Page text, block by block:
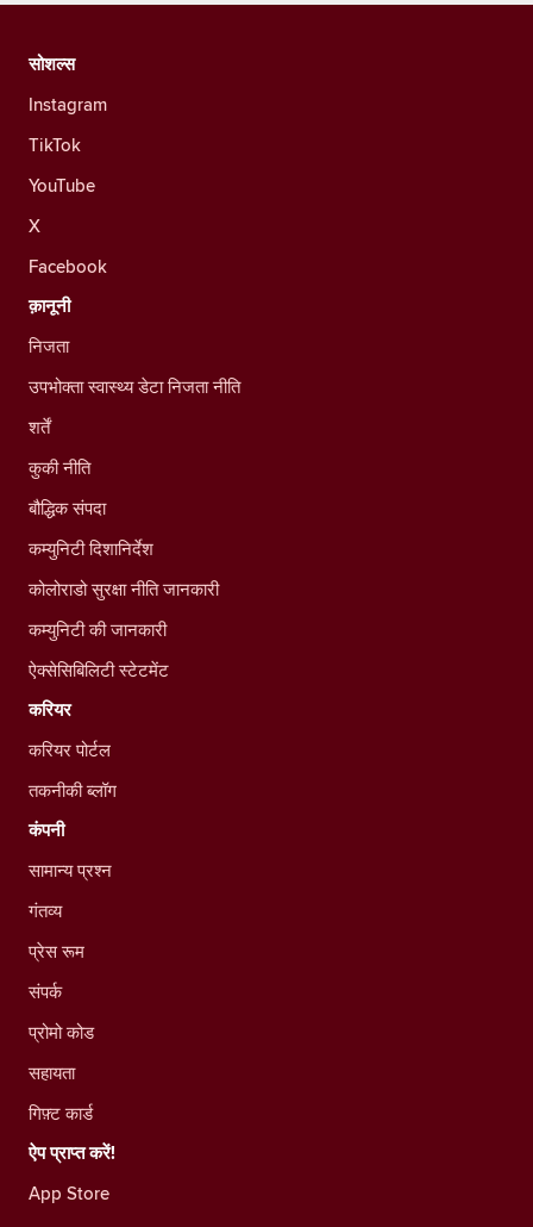
सोशल्स
Instagram
TikTok
YouTube
X
Facebook
क़ानूनी
निजता
उपभोक्ता स्वास्थ्य डेटा निजता नीति
शर्तें
कुकी नीति
बौद्धिक संपदा
कम्युनिटी दिशानिर्देश
कोलोराडो सुरक्षा नीति जानकारी
कम्युनिटी की जानकारी
ऐक्सेसिबिलिटी स्टेटमेंट
करियर
करियर पोर्टल
तकनीकी ब्लॉग
कंपनी
सामान्य प्रश्न
गंतव्य
प्रेस रूम
संपर्क
प्रोमो कोड
सहायता
गिफ़्ट कार्ड
ऐप प्राप्त करें!
App Store